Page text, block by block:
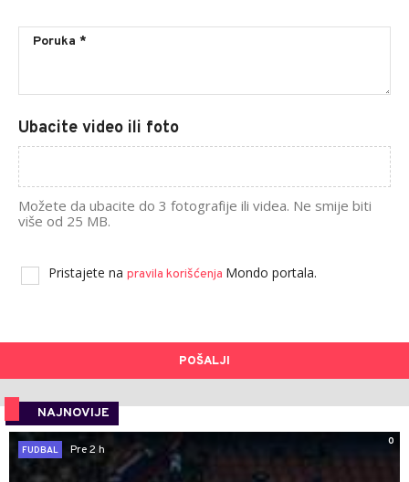
Ubacite video ili foto
Možete da ubacite do 3 fotografije ili videa. Ne smije biti
više od 25 MB.
Pristajete na pravila korišćenja Mondo portala.
POŠALJI
NAJNOVIJE
0
FUDBAL
Pre 2 h